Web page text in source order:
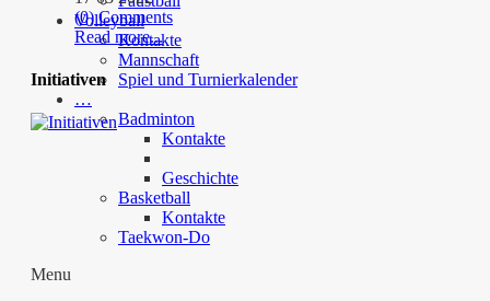
Volleyball
Kontakte
Mannschaft
Spiel und Turnierkalender
…
Badminton
Kontakte
Geschichte
Basketball
Kontakte
Taekwon-Do
Menu
(0) Comments
Read more...
Initiativen